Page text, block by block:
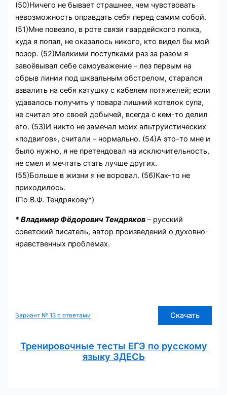
(50)Ничего не бывает страшнее, чем чувствовать
невозможность оправдать себя перед самим собой.
(51)Мне повезло, в роте связи гвардейского полка,
куда я попал, не оказалось никого, кто видел бы мой
позор. (52)Мелкими поступками раз за разом я
завоёвывал себе самоуважение – лез первым на
обрыв линии под шквальным обстрелом, старался
взвалить на себя катушку с кабелем потяжелей; если
удавалось получить у повара лишний котелок супа,
не считал это своей добычей, всегда с кем-то делил
его. (53)И никто не замечал моих альтруистических
«подвигов», считали – нормально. (54)А это-то мне и
было нужно, я не претендовал на исключительность,
не смел и мечтать стать лучше других.
(55)Больше в жизни я не воровал. (56)Как-то не
приходилось.
(По В.Ф. Тендрякову*)
*Владимир Фёдорович Тендряков – русский
советский писатель, автор произведений о духовно-
нравственных проблемах.
Вариант № 13 с ответами Скачать
Тренировочные тесты ЕГЭ по русскому
языку ЗДЕСЬ